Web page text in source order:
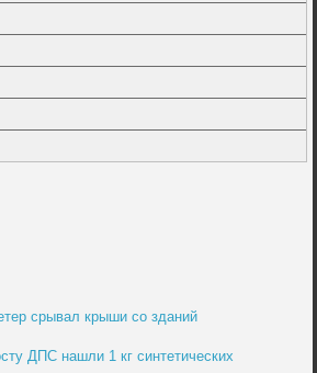
срывал крыши со зданий
ДПС нашли 1 кг синтетических